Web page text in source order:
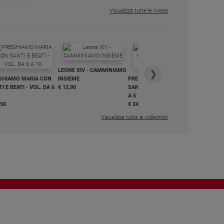
Visualizza tutte le riviste
MARIA CON
E BEATI - VOL. DA 6
LEONE XIV - CAMMINIAMO
INSIEME
€ 12,90
PREGHIAMO MARIA CON
SANTI E BEATI - VOL. DA 1
A 5
€ 24,50
❯
Visualizza tutte le collection